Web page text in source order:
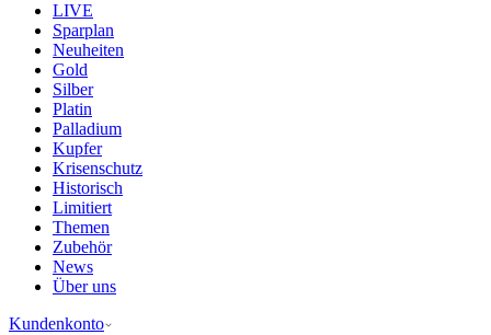
LIVE
Sparplan
Neuheiten
Gold
Silber
Platin
Palladium
Kupfer
Krisenschutz
Historisch
Limitiert
Themen
Zubehör
News
Über uns
Kundenkonto